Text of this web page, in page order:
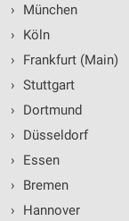
›
München
›
Köln
›
Frankfurt (Main)
› Stuttgart
›
Dortmund
›
Düsseldorf
›
Essen
›
Bremen
›
Hannover